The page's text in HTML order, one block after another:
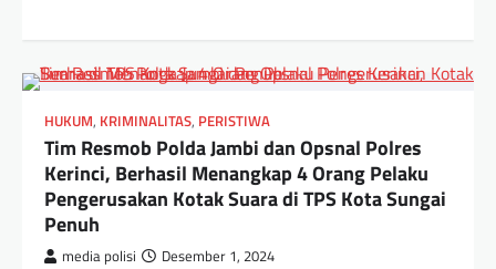
HUKUM, KRIMINALITAS, PERISTIWA
Tim Resmob Polda Jambi dan Opsnal Polres
Kerinci, Berhasil Menangkap 4 Orang Pelaku
Pengerusakan Kotak Suara di TPS Kota Sungai
Penuh
media polisi Desember 1, 2024